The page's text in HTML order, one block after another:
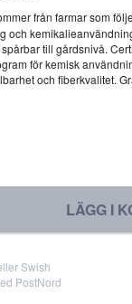
från farmar som
och
till gårdsnivå.
för kemisk
och fiberkvalitet.
LÄGG I
Swish
PostNord